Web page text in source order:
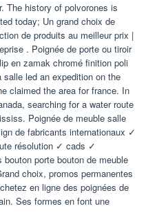
The history of polvorones is
today; Un grand choix de
de produits au meilleur prix |
. Poignée de porte ou tiroir
en zamak chromé finition poli
led an expedition on the
claimed the area for france. In
searching for a water route
Poignée de meuble salle
de fabricants internationaux ✓
résolution ✓ cads ✓
porte bouton de meuble
choix, promos permanentes
en ligne des poignées de
Ses formes en font une